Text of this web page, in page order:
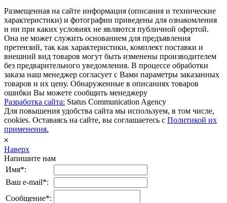
Размещенная на сайте информация (описания и технические
характеристики) и фотографии приведены для ознакомления
и ни при каких условиях не являются публичной офертой.
Она не может служить основанием для предъявления
претензий, так как характеристики, комплект поставки и
внешний вид товаров могут быть изменены производителем
без предварительного уведомления. В процессе обработки
заказа наш менеджер согласует с Вами параметры заказанных
товаров и их цену. Обнаруженные в описаниях товаров
ошибки Вы можете сообщить менеджеру
Разработка сайта: Status Communication Agency
Для повышения удобства сайта мы используем, в том числе,
cookies. Оставаясь на сайте, вы соглашаетесь с Политикой их
применения.
𐄂
Наверх
Напишите нам
Имя*:
Ваш e-mail*:
Сообщение*: